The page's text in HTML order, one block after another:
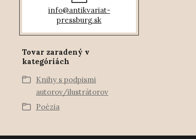
info@antikvariat-
pressburg.sk
Tovar zaradený v
kategóriách
Knihy s podpismi
autorov/ilustrátorov
Poézia